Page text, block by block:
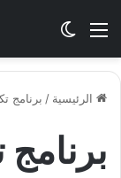
القائمة الوضع
الرئيسية / برنامج